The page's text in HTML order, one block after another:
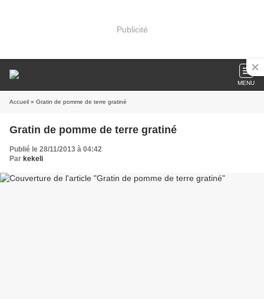
Publicité
MENU
Accueil » Gratin de pomme de terre gratiné
Gratin de pomme de terre gratiné
Publié le 28/11/2013 à 04:42
Par kekeli